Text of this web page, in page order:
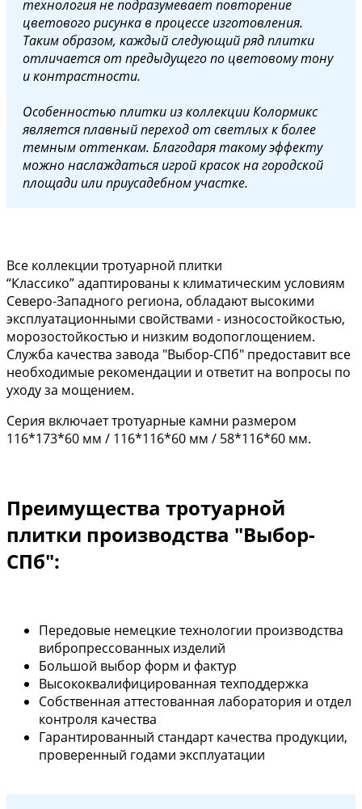
технология не подразумевает повторение
цветового рисунка в процессе изготовления.
Таким образом, каждый следующий ряд плитки
отличается от предыдущего по цветовому тону
и контрастности.
Особенностью плитки из коллекции Колормикс
является плавный переход от светлых к более
темным оттенкам. Благодаря такому эффекту
можно наслаждаться игрой красок на городской
площади или приусадебном участке.
Все коллекции тротуарной плитки
“Классико” адаптированы к климатическим условиям
Северо-Западного региона, обладают высокими
эксплуатационными свойствами - износостойкостью,
морозостойкостью и низким водопоглощением.
Служба качества завода "Выбор-СПб" предоставит все
необходимые рекомендации и ответит на вопросы по
уходу за мощением.
Серия включает тротуарные камни размером
116*173*60 мм / 116*116*60 мм / 58*116*60 мм.
Преимущества тротуарной
плитки производства "Выбор-
СПб":
Передовые немецкие технологии производства
вибропрессованных изделий
Большой выбор форм и фактур
Высококвалифицированная техподдержка
Собственная аттестованная лаборатория и отдел
контроля качества
Гарантированный стандарт качества продукции,
проверенный годами эксплуатации